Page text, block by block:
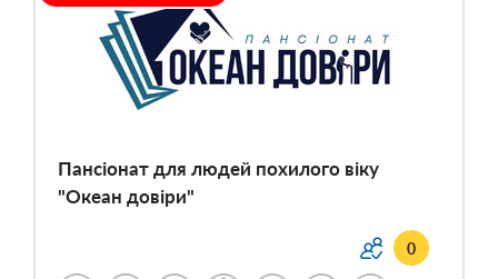
Пансіонат для людей похилого віку
"Океан довіри"
0